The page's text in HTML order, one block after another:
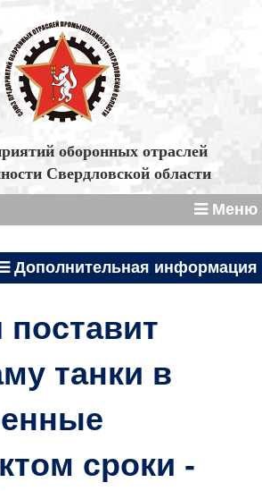
оборонных отраслей
Свердловской области
Меню
Дополнительная информация
поставит
танки в
сроки -